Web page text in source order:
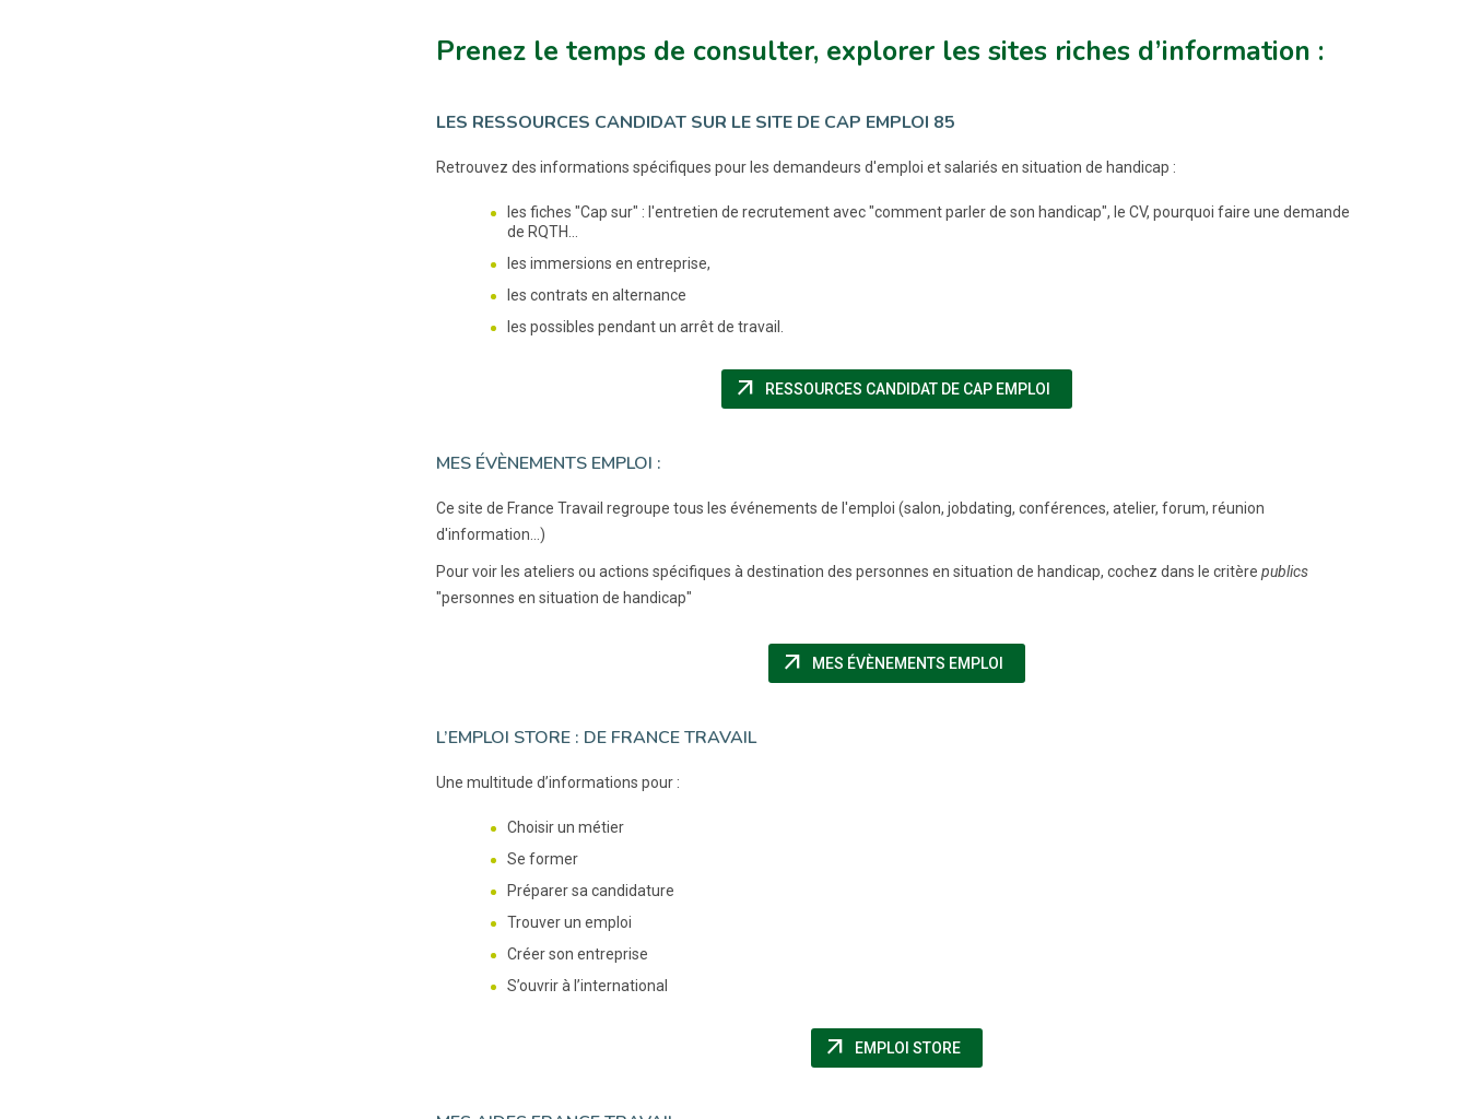
Prenez le temps de consulter, explorer les sites riches d’information :
LES RESSOURCES CANDIDAT SUR LE SITE DE CAP EMPLOI 85
Retrouvez des informations spécifiques pour les demandeurs d'emploi et salariés en situation de handicap :
les fiches "Cap sur" : l'entretien de recrutement avec "comment parler de son handicap", le CV, pourquoi faire une demande
de RQTH...
les immersions en entreprise,
les contrats en alternance
les possibles pendant un arrêt de travail.
arrow_outward RESSOURCES CANDIDAT DE CAP EMPLOI(NOUVELLE FENÊTRE)
MES ÉVÈNEMENTS EMPLOI :
Ce site de France Travail regroupe tous les événements de l'emploi (salon, jobdating, conférences, atelier, forum, réunion
d'information...)
Pour voir les ateliers ou actions spécifiques à destination des personnes en situation de handicap, cochez dans le critère publics
"personnes en situation de handicap"
arrow_outward MES ÉVÈNEMENTS EMPLOI(NOUVELLE FENÊTRE)
L’EMPLOI STORE : DE FRANCE TRAVAIL
Une multitude d’informations pour :
Choisir un métier
Se former
Préparer sa candidature
Trouver un emploi
Créer son entreprise
S’ouvrir à l’international
arrow_outward EMPLOI STORE(NOUVELLE FENÊTRE)